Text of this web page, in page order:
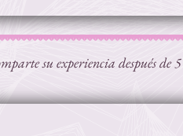
su experiencia después de 5